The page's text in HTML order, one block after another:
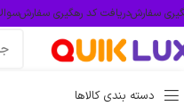
سفارشدریافت کد رهگیری سفارش
دسته بندی کالاها